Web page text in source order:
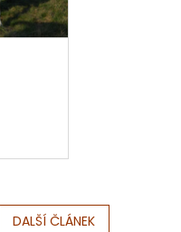
DALŠÍ ČLÁNEK